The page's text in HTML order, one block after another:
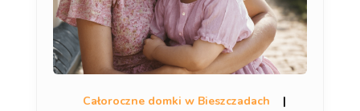
Całoroczne domki w Bieszczadach
|